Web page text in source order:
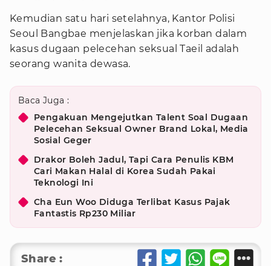
Kemudian satu hari setelahnya, Kantor Polisi
Seoul Bangbae menjelaskan jika korban dalam
kasus dugaan pelecehan seksual Taeil adalah
seorang wanita dewasa.
Baca Juga :
Pengakuan Mengejutkan Talent Soal Dugaan
Pelecehan Seksual Owner Brand Lokal, Media
Sosial Geger
Drakor Boleh Jadul, Tapi Cara Penulis KBM
Cari Makan Halal di Korea Sudah Pakai
Teknologi Ini
Cha Eun Woo Diduga Terlibat Kasus Pajak
Fantastis Rp230 Miliar
Share :